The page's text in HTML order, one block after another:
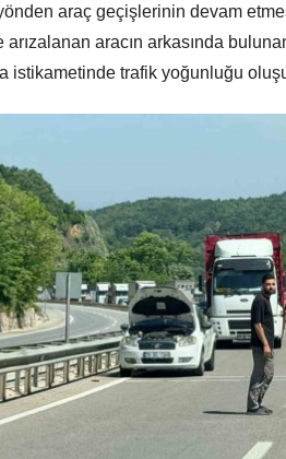
yönden araç geçişlerinin devam
aracın arkasında
istikametinde trafik yoğunluğu